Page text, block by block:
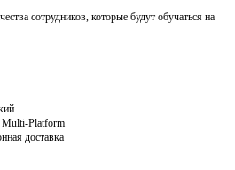
сотрудников, которые будут обучаться на
Multi-Platform
доставка